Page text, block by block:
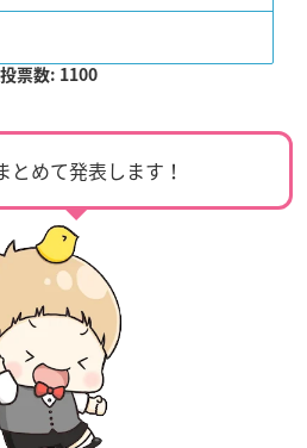
票数: 1100
とめて発表します！